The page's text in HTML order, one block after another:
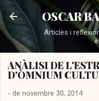
Salta al
OSCAR
Articles i
ANÀLISI DE
D'ÒMNIUM
- de novembre 30, 2014